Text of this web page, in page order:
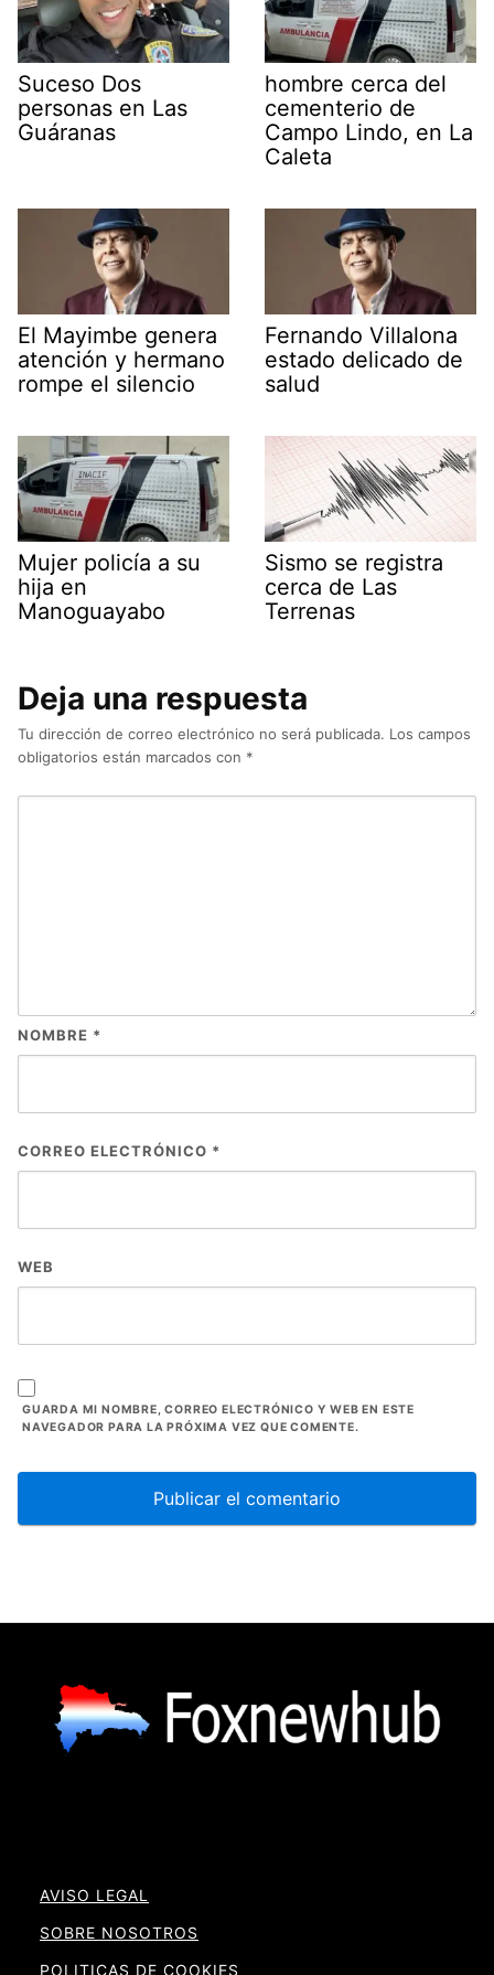
Suceso Dos
personas en Las
Guáranas
hombre cerca del
cementerio de
Campo Lindo, en La
Caleta
El Mayimbe genera
atención y hermano
rompe el silencio
Fernando Villalona
estado delicado de
salud
Mujer policía a su
hija en
Manoguayabo
Sismo se registra
cerca de Las
Terrenas
Deja una respuesta
Tu dirección de correo electrónico no será publicada. Los campos
obligatorios están marcados con *
NOMBRE *
CORREO ELECTRÓNICO *
WEB
GUARDA MI NOMBRE, CORREO ELECTRÓNICO Y WEB EN ESTE
NAVEGADOR PARA LA PRÓXIMA VEZ QUE COMENTE.
AVISO LEGAL
SOBRE NOSOTROS
POLITICAS DE COOKIES